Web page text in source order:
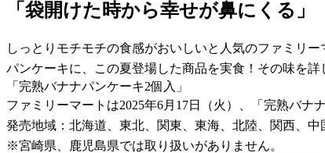
「袋開けた時から幸せが鼻にくる
しっとりモチモチの食感がおいしいと人気のファミリ
パンケーキに、この夏登場した商品を実食！その味を詳
「完熟バナナパンケーキ2個入」
ファミリーマートは2025年6月17日（火）、「完熟バナ
発売地域：北海道、東北、関東、東海、北陸、関西、中
※宮崎県、鹿児島県では取り扱いがありません。